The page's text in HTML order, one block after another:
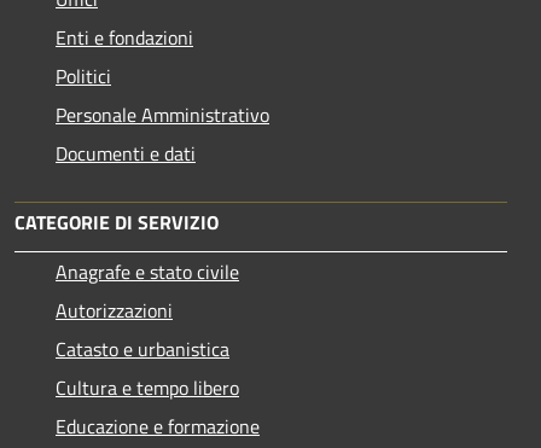
Enti e fondazioni
Politici
Personale Amministrativo
Documenti e dati
CATEGORIE DI SERVIZIO
Anagrafe e stato civile
Autorizzazioni
Catasto e urbanistica
Cultura e tempo libero
Educazione e formazione